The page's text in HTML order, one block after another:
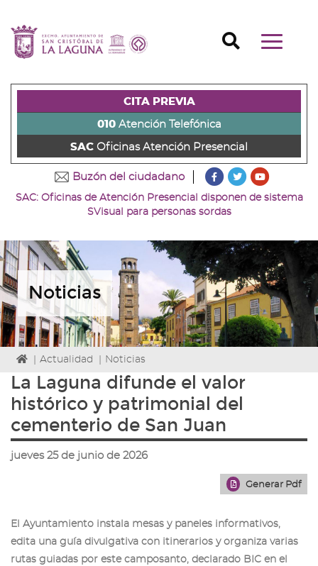
contenido
principal
página
s)
a
la
la
+
Ir
al
la
+
Ir
principal
u)
Mostrar/
Buscador
CITA PREVIA
010Atención Telefónica
SAC Oficinas Atención Presencial
Buzón del ciudadano
???
Ir
a
página
de
Facebook
???
Ir
página
de
Twitter
Ir
canal
de
Youtube
SAC: Oficinas de Atención Presencial disponen de sistema
SVisual para personas sordas
Noticias
Icono
Home
para
a
la
página
Actualidad Noticias
La Laguna difunde el valor
histórico y patrimonial del
cementerio de San Juan
jueves 25 de junio de 2026
Generar Pdf
El Ayuntamiento instala mesas y paneles informativos,
edita una guía divulgativa con itinerarios y organiza varias
rutas guiadas por este camposanto, declarado BIC en el